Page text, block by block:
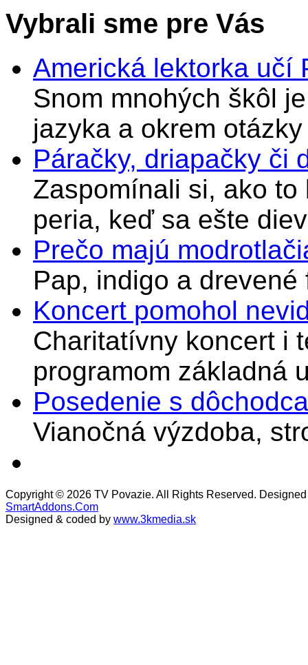
Vybrali sme pre Vás
Americká lektorka učí
Snom mnohých škôl
jazyka a okrem
Páračky, driapačky či
Zaspomínali si, ako
peria, keď sa ešte
Prečo majú
Pap, indigo a drevené
Koncert pomohol
Charitatívny koncert i
programom základná
Posedenie s
Vianočná výzdoba,
Copyright © 2026 TV Povazie. All Rights Reserved.
SmartAddons.Com
Designed & coded by www.3kmedia.sk